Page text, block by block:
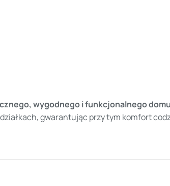
wygodnego i funkcjonalnego
gwarantując przy tym komfort